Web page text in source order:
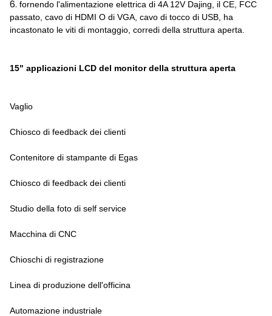
6. fornendo l'alimentazione elettrica di 4A 12V Dajing, il CE, FCC
passato, cavo di HDMI O di VGA, cavo di tocco di USB, ha
incastonato le viti di montaggio, corredi della struttura aperta.
15" applicazioni LCD del monitor della struttura aperta
Vaglio
Chiosco di feedback dei clienti
Contenitore di stampante di Egas
Chiosco di feedback dei clienti
Studio della foto di self service
Macchina di CNC
Chioschi di registrazione
Linea di produzione dell'officina
Automazione industriale